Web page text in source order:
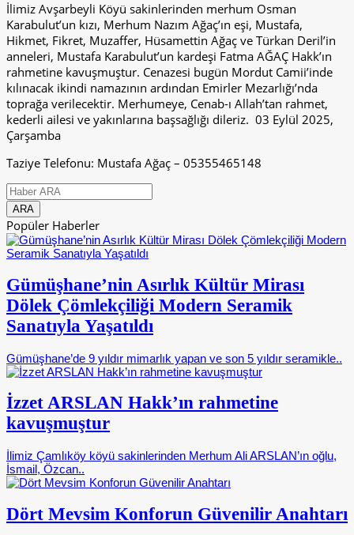
İlimiz Avşarbeyli Köyü sakinlerinden merhum Osman
Karabulut’un kızı, Merhum Nazım Ağaç’ın eşi, Mustafa,
Hikmet, Fikret, Muzaffer, Hüsamettin Ağaç ve Türkan Deril’in
anneleri, Mustafa Karabulut’un kardeşi Fatma AĞAÇ Hakk’ın
rahmetine kavuşmuştur. Cenazesi bugün Mordut Camii’inde
kılınacak ikindi namazının ardından Emirler Mezarlığı’nda
toprağa verilecektir. Merhumeye, Cenab-ı Allah’tan rahmet,
kederli ailesi ve yakınlarına başsağlığı dileriz. 03 Eylül 2025,
Çarşamba
Taziye Telefonu: Mustafa Ağaç – 05355465148
Popüler Haberler
Gümüşhane’nin Asırlık Kültür Mirası
Dölek Çömlekçiliği Modern Seramik
Sanatıyla Yaşatıldı
Gümüşhane’de 9 yıldır mimarlık yapan ve son 5 yıldır seramikle..
İzzet ARSLAN Hakk’ın rahmetine
kavuşmuştur
İlimiz Çamlıköy köyü sakinlerinden Merhum Ali ARSLAN’ın oğlu,
İsmail, Özcan..
Dört Mevsim Konforun Güvenilir Anahtarı